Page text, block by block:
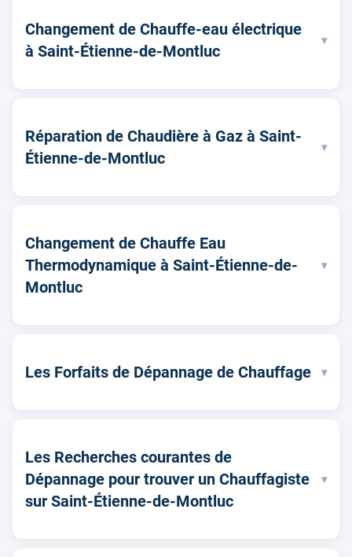
Changement de Chauffe-eau électrique
à Saint-Étienne-de-Montluc
▾
Réparation de Chaudière à Gaz à Saint-
Étienne-de-Montluc
▾
Changement de Chauffe Eau
Thermodynamique à Saint-Étienne-de-
Montluc
▾
Les Forfaits de Dépannage de Chauffage ▾
Les Recherches courantes de
Dépannage pour trouver un Chauffagiste
sur Saint-Étienne-de-Montluc
▾